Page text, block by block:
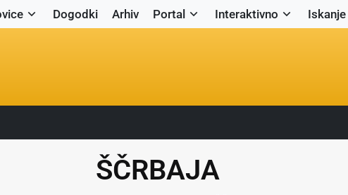
Dogodki Arhiv Portal Interaktivno Iskanje
ŠČRBAJA